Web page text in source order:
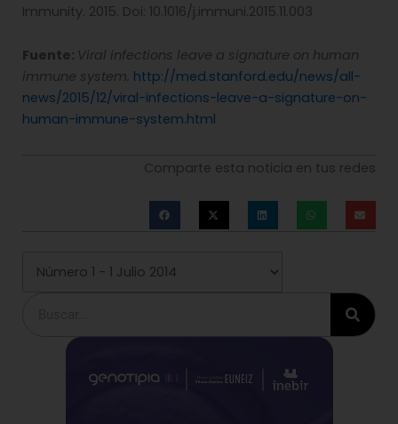
Immunity. 2015. Doi: 10.1016/j.immuni.2015.11.003
Fuente: Viral infections leave a signature on human
immune system. http://med.stanford.edu/news/all-
news/2015/12/viral-infections-leave-a-signature-on-
human-immune-system.html
Comparte esta noticia en tus redes